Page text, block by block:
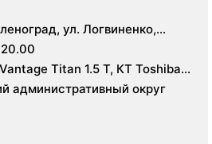
ул. Логвиненко,
Titan 1.5 Т, КТ Toshiba
УЗИ Toshiba Aplio 500
административный округ